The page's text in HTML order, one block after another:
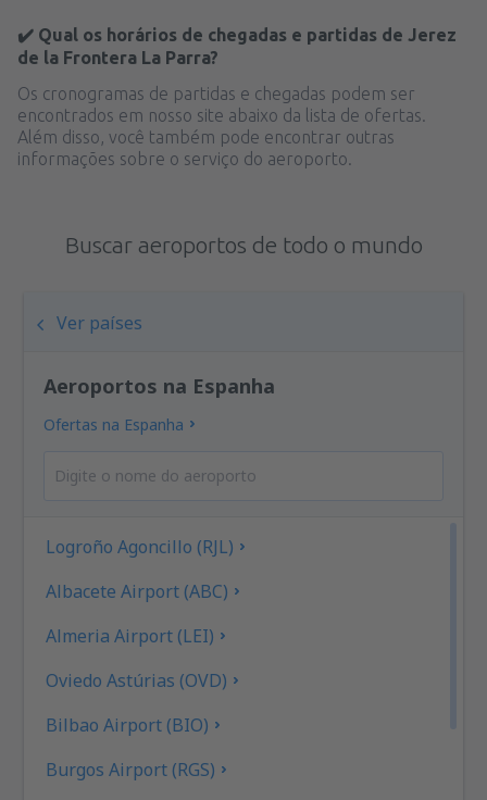
✔️ Qual os horários de chegadas e partidas de Jerez
de la Frontera La Parra?
Os cronogramas de partidas e chegadas podem ser
encontrados em nosso site abaixo da lista de ofertas.
Além disso, você também pode encontrar outras
informações sobre o serviço do aeroporto.
Buscar aeroportos de todo o mundo
Ver países
Aeroportos na Espanha
Ofertas na Espanha
Logroño Agoncillo (RJL)
Albacete Airport (ABC)
Almeria Airport (LEI)
Oviedo Astúrias (OVD)
Bilbao Airport (BIO)
Burgos Airport (RGS)